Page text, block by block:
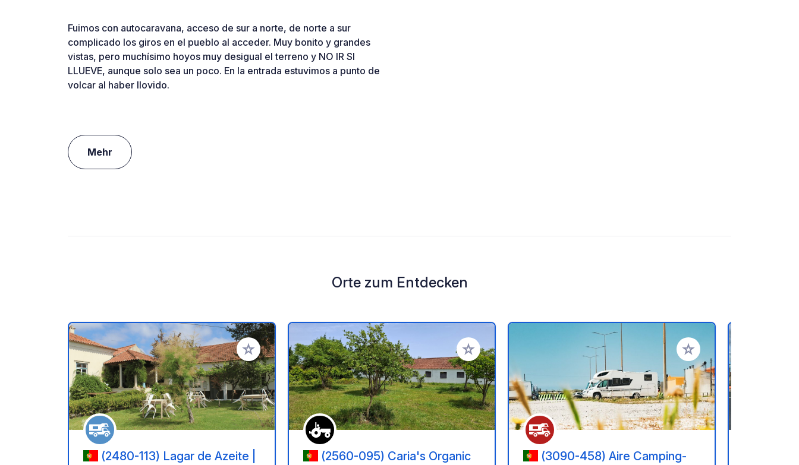
Fuimos con autocaravana, acceso de sur a norte, de norte a sur
complicado los giros en el pueblo al acceder. Muy bonito y grandes
vistas, pero muchísimo hoyos muy desigual el terreno y NO IR SI
LLUEVE, aunque solo sea un poco. En la entrada estuvimos a punto de
volcar al haber llovido.
Mehr
Orte zum Entdecken
Zu Ihren Favoriten hinzufügen
(2480-113) Lagar de Azeite |
Zu Ihren Favoriten hinzufügen
(2560-095) Caria's Organic
Zu Ihren Favoriten
(3090-458) Aire Camping-